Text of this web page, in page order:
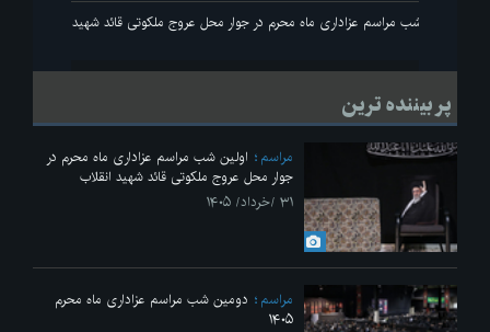
اولین شب مراسم عزاداری ماه محرم در جوار محل عروج ملکوتی قائد شهید انقلاب
پر بیننده ترین
مراسم
اولین شب مراسم عزاداری ماه محرم در
جوار محل عروج ملکوتی قائد شهید انقلاب
۳۱ /خرداد/ ۱۴۰۵
مراسم
دومین شب مراسم عزاداری ماه محرم
۱۴۰۵